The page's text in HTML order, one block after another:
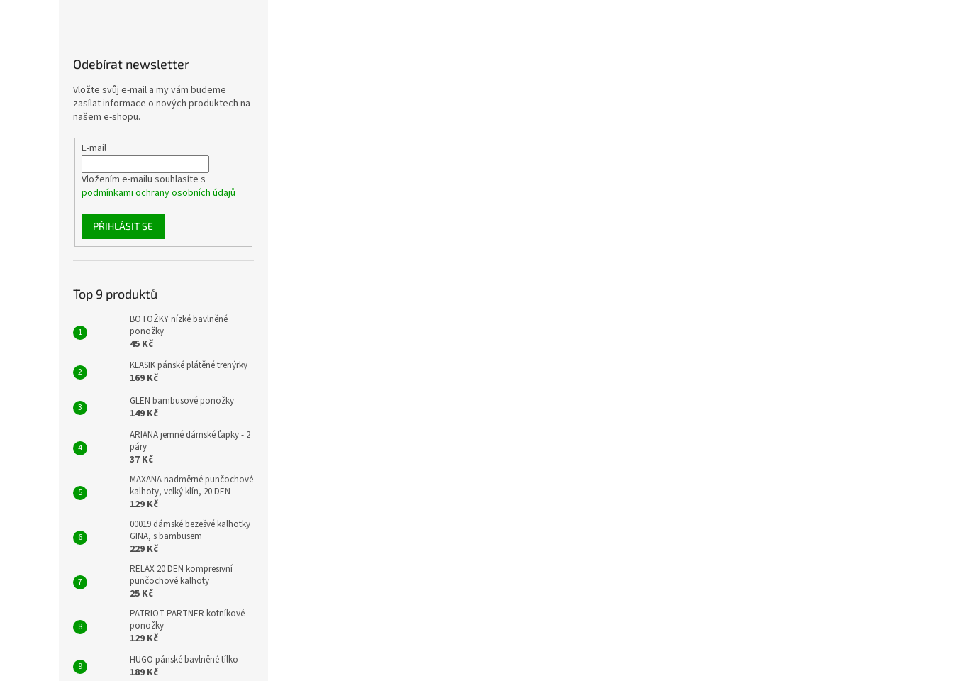
Odebírat newsletter
Vložte svůj e-mail a my vám budeme
zasílat informace o nových produktech na
našem e-shopu.
E-mail
Vložením e-mailu souhlasíte s
podmínkami ochrany osobních údajů
PŘIHLÁSIT SE
Top 9 produktů
BOTOŽKY nízké bavlněné
ponožky
45 Kč
KLASIK pánské plátěné trenýrky
169 Kč
GLEN bambusové ponožky
149 Kč
ARIANA jemné dámské ťapky - 2
páry
37 Kč
MAXANA nadměrné punčochové
kalhoty, velký klín, 20 DEN
129 Kč
00019 dámské bezešvé kalhotky
GINA, s bambusem
229 Kč
RELAX 20 DEN kompresivní
punčochové kalhoty
25 Kč
PATRIOT-PARTNER kotníkové
ponožky
129 Kč
HUGO pánské bavlněné tílko
189 Kč